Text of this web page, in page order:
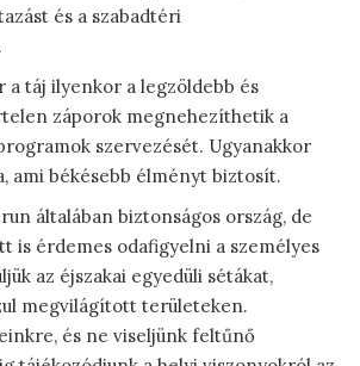
és a szabadtéri
a táj ilyenkor a legzöldebb és
záporok megnehezíthetik a
szervezését. Ugyanakkor
ami békésebb élményt biztosít.
általában biztonságos ország, de
is érdemes odafigyelni a személyes
az éjszakai egyedüli sétákat,
megvilágított területeken.
és ne viseljünk feltűnő